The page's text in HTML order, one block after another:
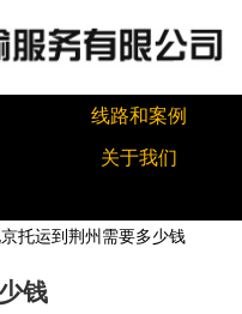
线路和案例
关于我们
托运到荆州需要多少钱
钱